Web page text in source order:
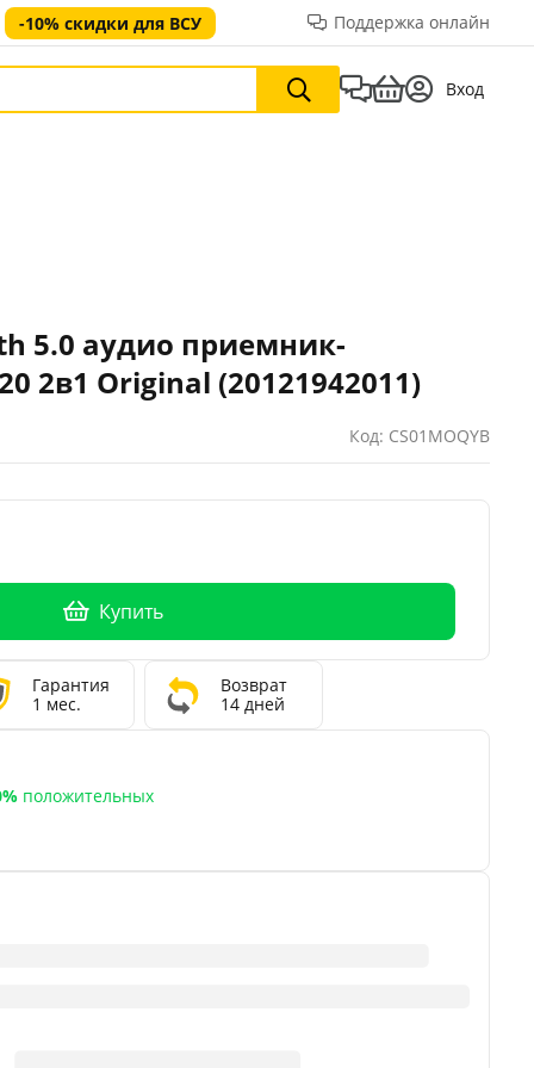
-10% скидки для ВСУ Поддержка онлайн
Вход
5.0 аудио приемник-
2в1 Original (20121942011)
Код: CS01MOQYB
Купить
Гарантия
1 мес.
Возврат
14 дней
положительных